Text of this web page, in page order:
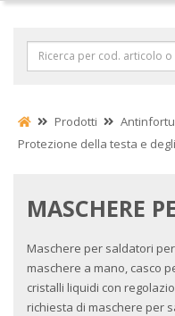
Prodotti
Protezione della testa e
MASCHERE
Maschere per saldatori
maschere a mano, casco
cristalli liquidi con
richiesta di maschere per